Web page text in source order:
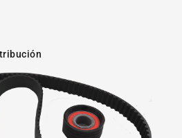
PRODUCTO
Abrir
video
galería